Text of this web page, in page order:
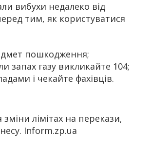
вибухи недалеко від
тим, як користуватися
пошкодження;
запах газу викликайте 104;
і чекайте фахівців.
лімітах на перекази,
Inform.zp.ua